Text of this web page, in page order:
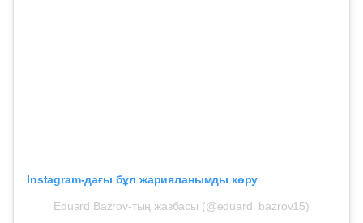
Instagram-дағы бұл жарияланымды көру
Eduard Bazrov-тың жазбасы (@eduard_bazrov15)